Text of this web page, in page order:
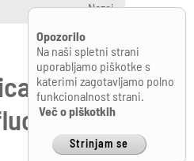
Opozorilo
Na naši spletni strani
uporabljamo piškotke s
katerimi zagotavljamo polno
funkcionalnost strani.
Več o piškotkih
Strinjam se
Nazaj
mreža